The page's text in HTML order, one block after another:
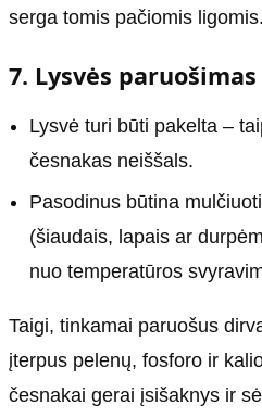
serga tomis pačiomis ligomis.
7. Lysvės paruošimas
Lysvė turi būti pakelta –
česnakas neiššals.
Pasodinus būtina
(šiaudais, lapais ar
nuo temperatūros
Taigi, tinkamai paruošus
įterpus pelenų, fosforo ir
česnakai gerai įsišaknys ir